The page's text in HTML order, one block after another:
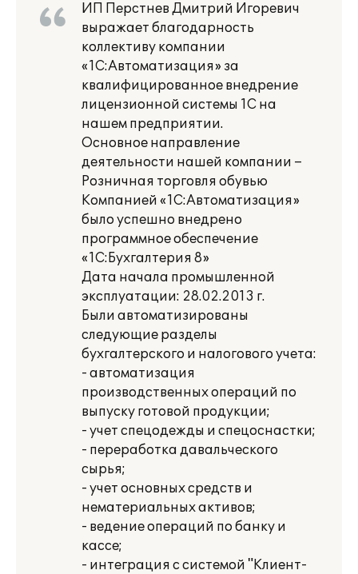
ИП Перстнев Дмитрий Игоревич
выражает благодарность
коллективу компании
«1С:Автоматизация» за
квалифицированное внедрение
лицензионной системы 1С на
нашем предприятии.
Основное направление
деятельности нашей компании –
Розничная торговля обувью
Компанией «1С:Автоматизация»
было успешно внедрено
программное обеспечение
«1С:Бухгалтерия 8»
Дата начала промышленной
эксплуатации: 28.02.2013 г.
Были автоматизированы
следующие разделы
бухгалтерского и налогового учета:
- автоматизация
производственных операций по
выпуску готовой продукции;
- учет спецодежды и спецоснастки;
- переработка давальческого
сырья;
- учет основных средств и
нематериальных активов;
- ведение операций по банку и
кассе;
- интеграция с системой "Клиент-